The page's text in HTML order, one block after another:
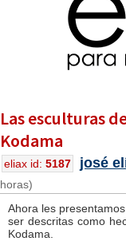
Las esculturas
Kodama
eliax id: 5187 josé
horas)
Ahora les
ser descritas como
Kodama.